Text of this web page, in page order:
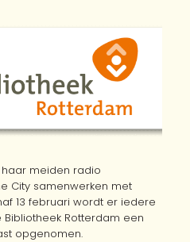
meiden radio
City samenwerken met
13 februari wordt er iedere
Rotterdam een
opgenomen.